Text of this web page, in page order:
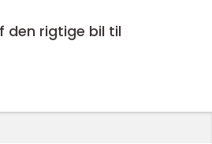
den rigtige bil til